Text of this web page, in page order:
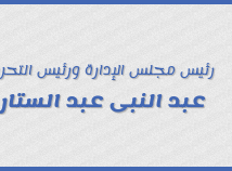
رئيس مجلس الإدارة ورئيس
عبد النبى عبد الستار